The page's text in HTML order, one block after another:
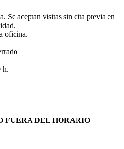
Se aceptan visitas sin cita previa en
oficina.
h.
FUERA DEL HORARIO